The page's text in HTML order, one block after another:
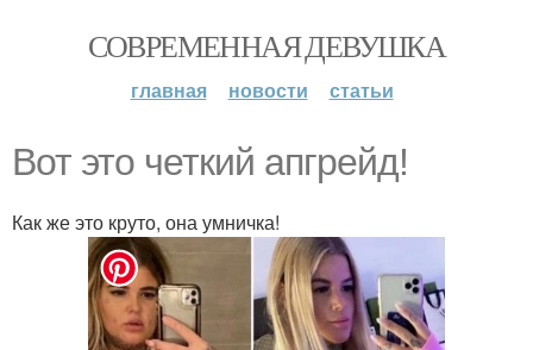
СОВРЕМЕННАЯ ДЕВУШКА
главная новости статьи
Вот это четкий апгрейд!
Как же это круто, она умничка!